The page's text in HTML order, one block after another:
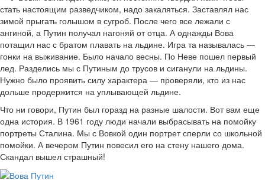
стать настоящим разведчиком, надо закаляться. Заставлял нас
зимой прыгать голышом в сугроб. После чего все лежали с
ангиной, а Путин получал нагоняй от отца. А однажды Вова
потащил нас с братом плавать на льдине. Игра та называлась —
гонки на выживание. Было начало весны. По Неве пошел первый
лед. Разделись мы с Путиным до трусов и сиганули на льдины.
Нужно было проявить силу характера — проверяли, кто из нас
дольше продержится на уплывающей льдине.
Что ни говори, Путин был горазд на разные шалости. Вот вам еще
одна история. В 1961 году люди начали выбрасывать на помойку
портреты Сталина. Мы с Вовкой один портрет сперли со школьной
помойки. А вечером Путин повесил его на стену нашего дома.
Скандал вышел страшный!